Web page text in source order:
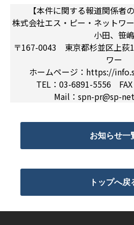
【本件に関する報道関係者
株式会社エス・ピー・ネットワ
小田、笹嶋
〒167-0043 東京都杉並区上
ワー
ホームページ：https://
TEL：03-6891-5556
Mail：spn-pr@sp-
お知らせ一
トップへ戻